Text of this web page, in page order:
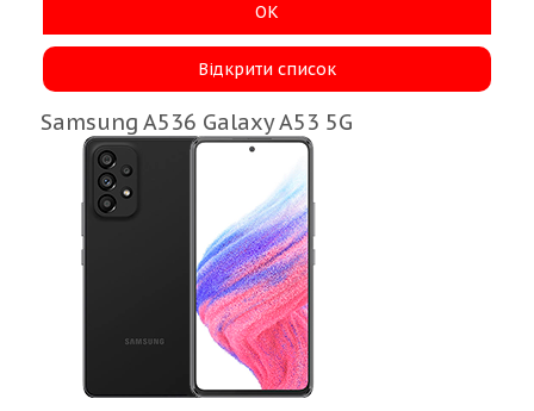
ОК
Відкрити список
Samsung A536 Galaxy A53 5G